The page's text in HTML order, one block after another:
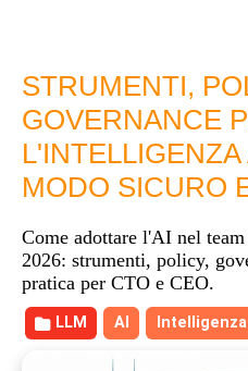
STRUMENTI,
GOVERNANCE
MODO SICURO
Come adottare l'AI nel
2026: strumenti, policy,
pratica per CTO e CEO.
LLM AI